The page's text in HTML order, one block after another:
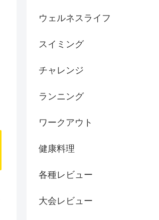
ウェルネスライフ
スイミング
チャレンジ
ランニング
ワークアウト
健康料理
各種レビュー
大会レビュー